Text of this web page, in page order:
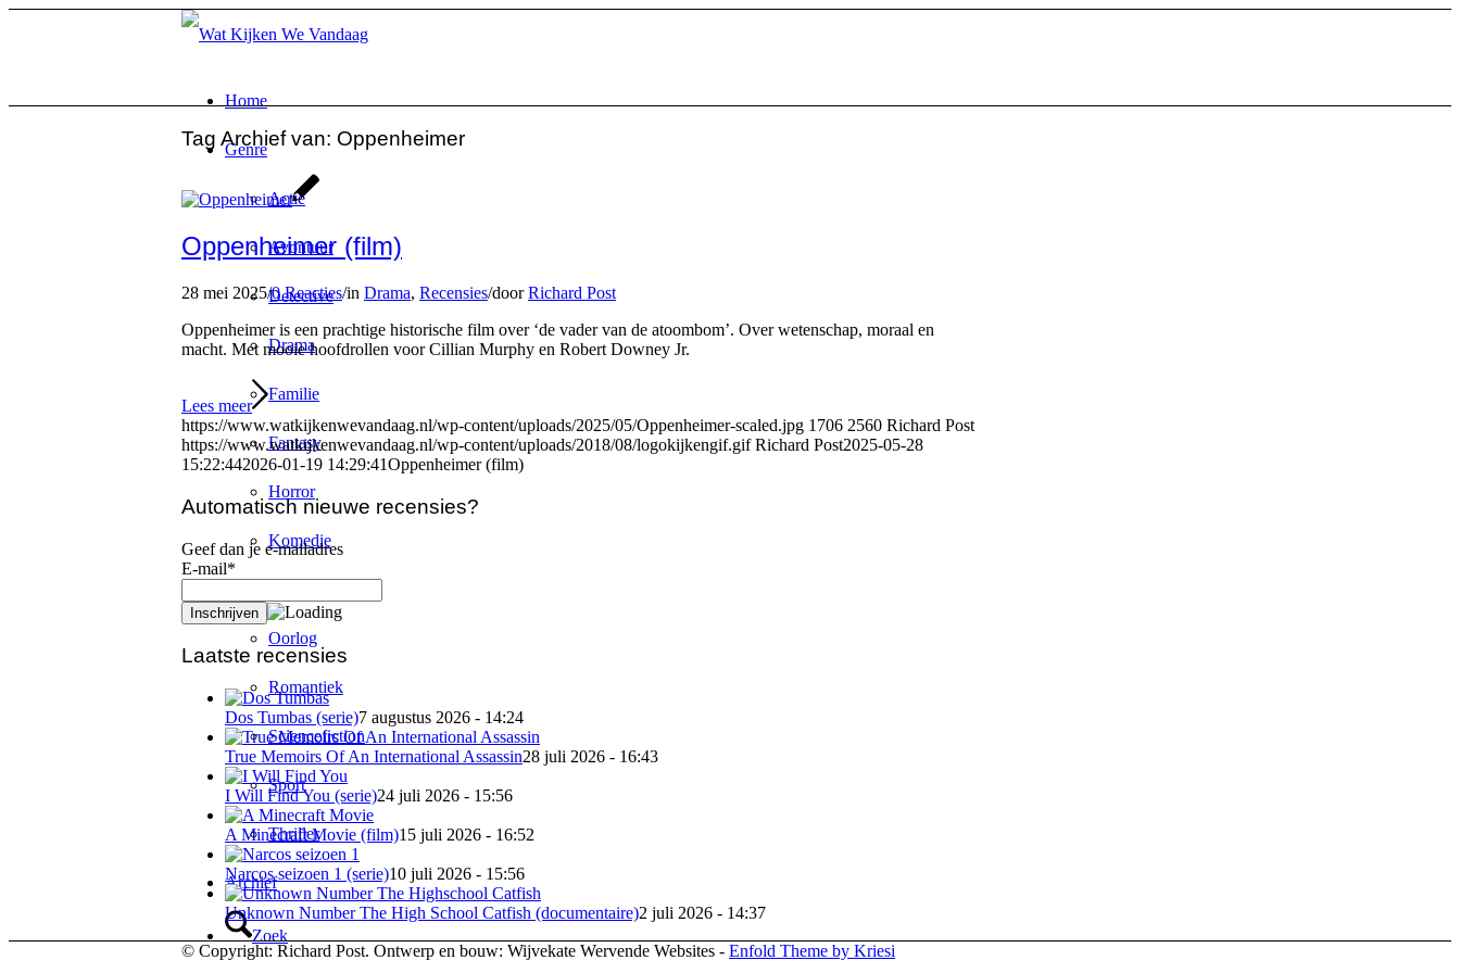
Home
Genre
Actie
Avontuur
Detective
Drama
Familie
Fantasy
Horror
Komedie
Oorlog
Romantiek
Sciencefiction
Sport
Thriller
Archief
Zoek
Tag Archief van: Oppenheimer
Oppenheimer (film)
28 mei 2025/0 Reacties/in Drama, Recensies/doorRichard Post
Oppenheimer is een prachtige historische film over ‘de vader van de atoombom’. Over wetenschap, moraal en
macht. Met mooie hoofdrollen voor Cillian Murphy en Robert Downey Jr.
Lees meer
https://www.watkijkenwevandaag.nl/wp-content/uploads/2025/05/Oppenheimer-scaled.jpg 1706 2560 Richard Post
https://www.watkijkenwevandaag.nl/wp-content/uploads/2018/08/logokijkengif.gif Richard Post2025-05-28
15:22:442026-01-19 14:29:41Oppenheimer (film)
Automatisch nieuwe recensies?
Geef dan je e-mailadres
E-mail*
Laatste recensies
Dos Tumbas (serie)7 augustus 2026 - 14:24
True Memoirs Of An International Assassin28 juli 2026 - 16:43
I Will Find You (serie)24 juli 2026 - 15:56
A Minecraft Movie (film)15 juli 2026 - 16:52
Narcos seizoen 1 (serie)10 juli 2026 - 15:56
Unknown Number The High School Catfish (documentaire)2 juli 2026 - 14:37
© Copyright: Richard Post. Ontwerp en bouw: Wijvekate Wervende Websites - Enfold Theme by Kriesi